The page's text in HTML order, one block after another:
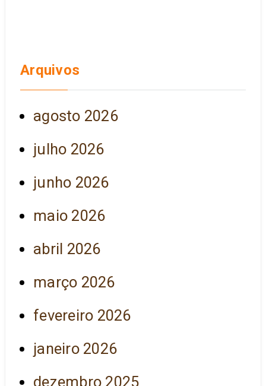
Arquivos
agosto 2026
julho 2026
junho 2026
maio 2026
abril 2026
março 2026
fevereiro 2026
janeiro 2026
dezembro 2025